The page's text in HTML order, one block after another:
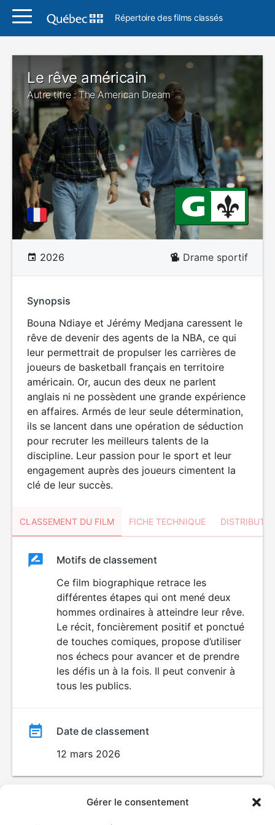
Gérer le consentement
Répertoire des films classés
Le rêve américain
Autre titre : The American Dream
2026 Drame sportif
Synopsis
Bouna Ndiaye et Jérémy Medjana caressent le
rêve de devenir des agents de la NBA, ce qui
leur permettrait de propulser les carrières de
joueurs de basketball français en territoire
américain. Or, aucun des deux ne parlent
anglais ni ne possèdent une grande expérience
en affaires. Armés de leur seule détermination,
ils se lancent dans une opération de séduction
pour recruter les meilleurs talents de la
discipline. Leur passion pour le sport et leur
engagement auprès des joueurs cimentent la
clé de leur succès.
CLASSEMENT DU FILM FICHE TECHNIQUE
ClassementClassement
Motifs de classement
Ce film biographique retrace les
différentes étapes qui ont mené deux
hommes ordinaires à atteindre leur rêve.
Le récit, foncièrement positif et ponctué
de touches comiques, propose d’utiliser
nos échecs pour avancer et de prendre
les défis un à la fois. Il peut convenir à
tous les publics.
Date de classement
12 mars 2026